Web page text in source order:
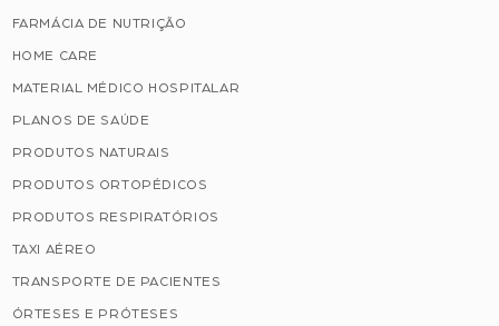
FARMÁCIA DE NUTRIÇÃO
HOME CARE
MATERIAL MÉDICO HOSPITALAR
PLANOS DE SAÚDE
PRODUTOS NATURAIS
PRODUTOS ORTOPÉDICOS
PRODUTOS RESPIRATÓRIOS
TAXI AÉREO
TRANSPORTE DE PACIENTES
ÓRTESES E PRÓTESES